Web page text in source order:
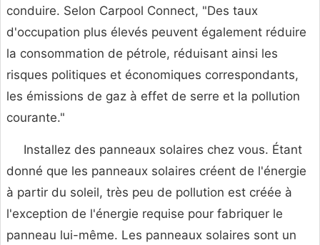
conduire. Selon Carpool Connect, "Des taux
d'occupation plus élevés peuvent également réduire
la consommation de pétrole, réduisant ainsi les
risques politiques et économiques correspondants,
les émissions de gaz à effet de serre et la pollution
courante."
Installez des panneaux solaires chez vous. Étant
donné que les panneaux solaires créent de l'énergie
à partir du soleil, très peu de pollution est créée à
l'exception de l'énergie requise pour fabriquer le
panneau lui-même. Les panneaux solaires sont un